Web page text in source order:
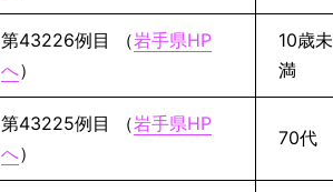
第43226例目 （岩手県HP
へ）
10歳未
満
第43225例目 （岩手県HP
へ）
70代